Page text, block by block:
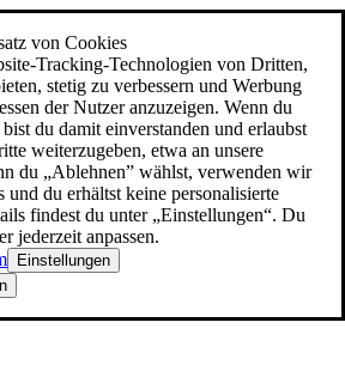
von Cookies
Tracking-Technologien von Dritten,
stetig zu verbessern und Werbung
der Nutzer anzuzeigen. Wenn du
du damit einverstanden und erlaubst
weiterzugeben, etwa an unsere
du „Ablehnen” wählst, verwenden wir
und du erhältst keine personalisierte
findest du unter „Einstellungen“. Du
jederzeit anpassen.
Einstellungen
moebel dir den besten Preis!